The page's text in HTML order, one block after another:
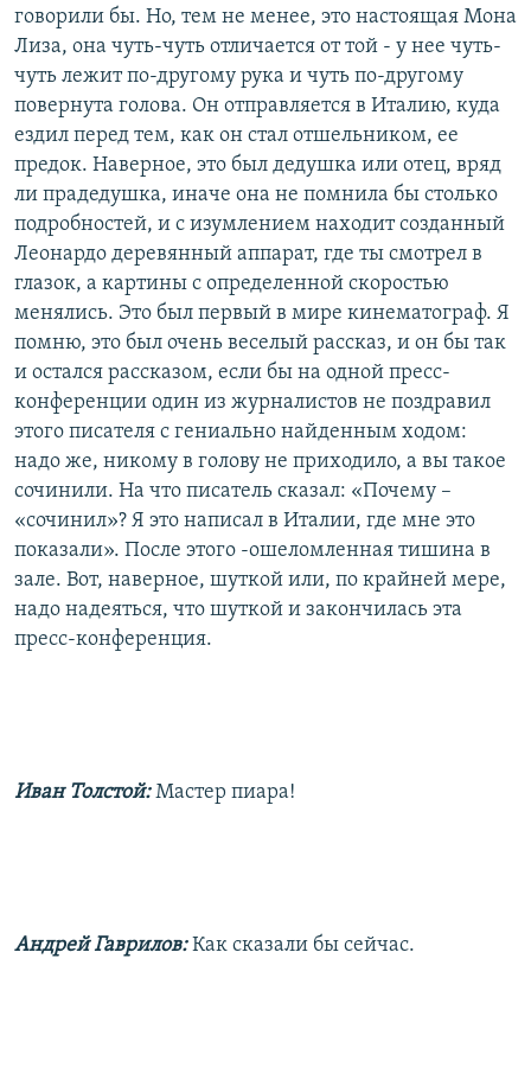
говорили бы. Но, тем не менее, это настоящая Мона
Лиза, она чуть-чуть отличается от той - у нее чуть-
чуть лежит по-другому рука и чуть по-другому
повернута голова. Он отправляется в Италию, куда
ездил перед тем, как он стал отшельником, ее
предок. Наверное, это был дедушка или отец, вряд
ли прадедушка, иначе она не помнила бы столько
подробностей, и с изумлением находит созданный
Леонардо деревянный аппарат, где ты смотрел в
глазок, а картины с определенной скоростью
менялись. Это был первый в мире кинематограф. Я
помню, это был очень веселый рассказ, и он бы так
и остался рассказом, если бы на одной пресс-
конференции один из журналистов не поздравил
этого писателя с гениально найденным ходом:
надо же, никому в голову не приходило, а вы такое
сочинили. На что писатель сказал: «Почему –
«сочинил»? Я это написал в Италии, где мне это
показали». После этого -ошеломленная тишина в
зале. Вот, наверное, шуткой или, по крайней мере,
надо надеяться, что шуткой и закончилась эта
пресс-конференция.
Иван Толстой:Мастер пиара!
Андрей Гаврилов:Как сказали бы сейчас.